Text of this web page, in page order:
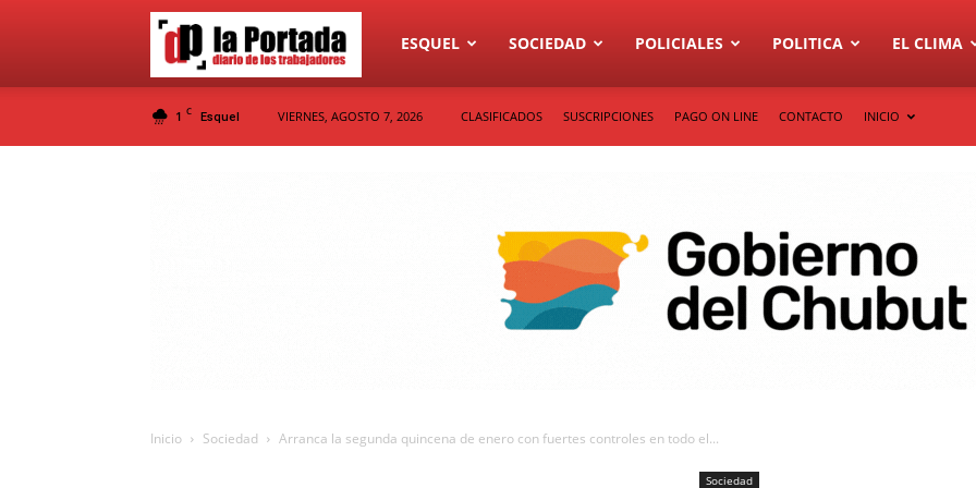
Diario
La
ESQUEL SOCIEDAD POLICIALES POLITICA EL CLIMA
1 C Esquel VIERNES, AGOSTO 7, 2026 CLASIFICADOS SUSCRIPCIONES PAGO ON LINE CONTACTO INICIO
Inicio Sociedad Arranca la segunda quincena de enero con fuertes controles en todo el...
Sociedad